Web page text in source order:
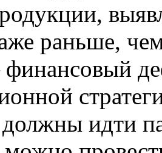
раньше,
идти